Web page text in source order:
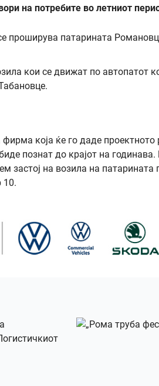
на потребите во летниот
кои се движат по автопатот
фирма која ќе го даде
познат до крајот на
застој на возила на патарината
10.